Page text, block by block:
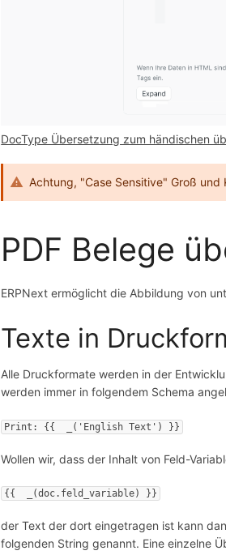
DocType Übersetzung zum händischen
Achtung, "Case Sensitive" Groß
PDF Belege
ERPNext ermöglicht die Abbildung von
Texte in
Alle Druckformate werden in der
werden immer in folgendem Schema
Print: {{  _('English Text') }}
Wollen wir, dass der Inhalt von Feld-
{{  _(doc.feld_variable) }}
der Text der dort eingetragen ist kann
folgenden String genannt. Eine einzelne